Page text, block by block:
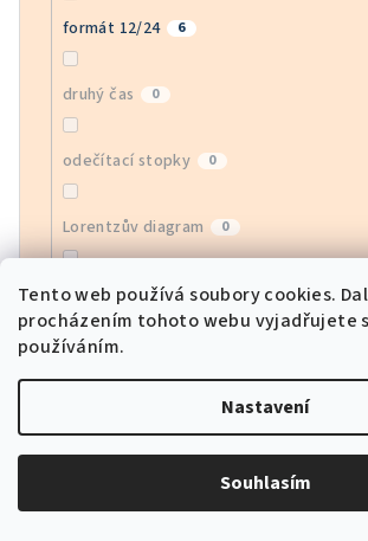
Tento web používá soubory cookies.
procházením tohoto webu vyjadřujete
používáním.
Nastavení
Souhlasím
formát 12/24 6
druhý čas 0
odečítací stopky 0
Lorentzův diagram 0
index zdravotního stavu HRV 0
monitor EGG
sledování srdeční frekvence APP